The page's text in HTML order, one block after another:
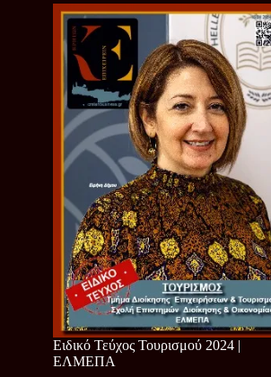
Ειδικό Τεύχος Τουρισμού 2024 |
ΕΛΜΕΠΑ